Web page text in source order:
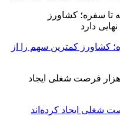
کشاورز کمترین سهم را از